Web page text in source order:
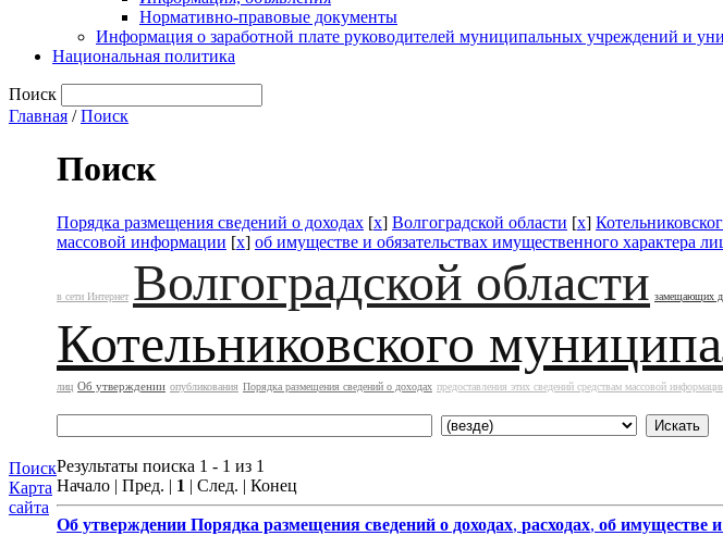
Нормативно-правовые документы
Информация о заработной плате руководителей муниципальных учреждений и
Национальная политика
Поиск
Главная /Поиск
Поиск
Карта
сайта
Поиск
Порядка размещения сведений о доходах [x] Волгоградской области [x]
массовой информации [x] об имуществе и обязательствах имущественного характера
в сети Интернет Волгоградской области замещающих
Котельниковского
лиц Об утверждении опубликования Порядка размещения сведений о доходах предоставления этих сведений средствам массовой
Результаты поиска 1 - 1 из 1
Начало | Пред. | 1 | След. | Конец
Об утверждении Порядка размещения сведений о доходах, расходах, об имуществе